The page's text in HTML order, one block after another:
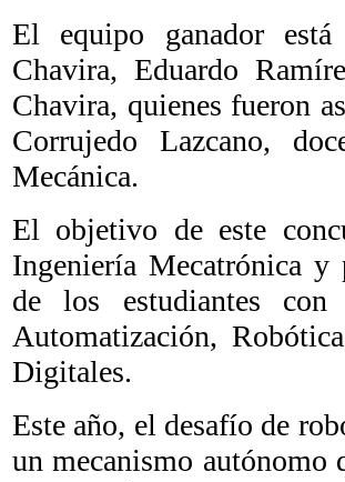
El equipo ganador
Chavira, Eduardo
Chavira, quienes fueron
Corrujedo Lazcano,
Mecánica.
El objetivo de este
Ingeniería Mecatrónica y
de los estudiantes
Automatización,
Digitales.
Este año, el desafío de
un mecanismo autónomo